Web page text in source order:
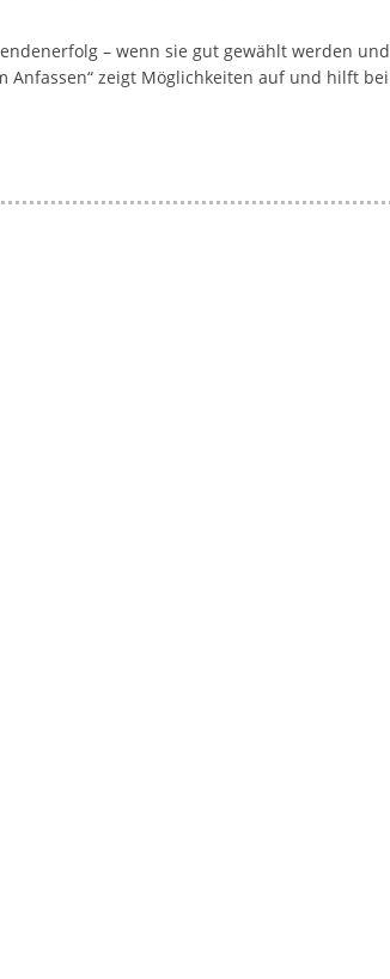
– wenn sie gut gewählt werden und
Anfassen“ zeigt Möglichkeiten auf und hilft bei